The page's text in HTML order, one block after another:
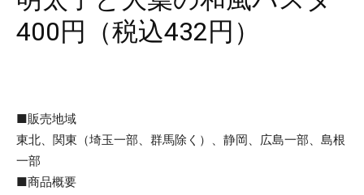
400円（税込432円）
■販売地域
東北、関東（埼玉一部、群馬除く）、静岡、広島一部、島根
一部
■商品概要